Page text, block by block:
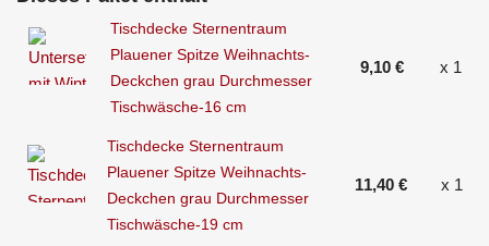
Tischdecke Sternentraum
Plauener Spitze Weihnachts-
Deckchen grau Durchmesser
Tischwäsche-16 cm
9,10 € x 1
Tischdecke Sternentraum
Plauener Spitze Weihnachts-
Deckchen grau Durchmesser
Tischwäsche-19 cm
11,40 € x 1